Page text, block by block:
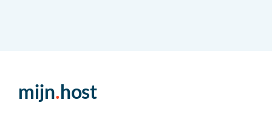
mijn.host